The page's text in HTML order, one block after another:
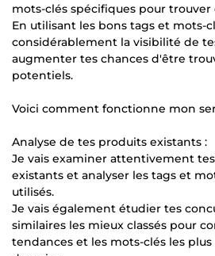
mots-clés spécifiques pour
En utilisant les bons tags et mots-
considérablement la visibilité de
augmenter tes chances d'être
potentiels.
Voici comment fonctionne mon
Analyse de tes produits existants :
Je vais examiner attentivement
existants et analyser les tags et
utilisés.
Je vais également étudier tes
similaires les mieux classés pour
tendances et les mots-clés les